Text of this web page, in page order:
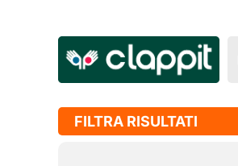
FILTRA RISULTATI